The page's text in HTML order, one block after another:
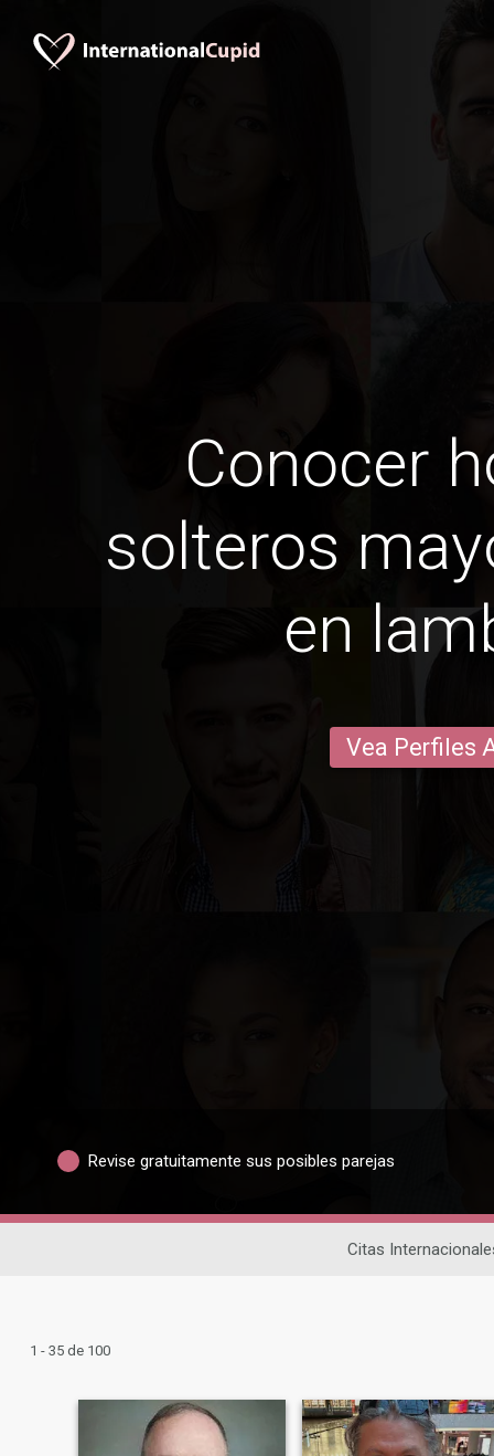
Conocer
solteros
en
Vea Perfiles
Revise gratuitamente sus posibles parejas
Citas
1 - 35 de 100